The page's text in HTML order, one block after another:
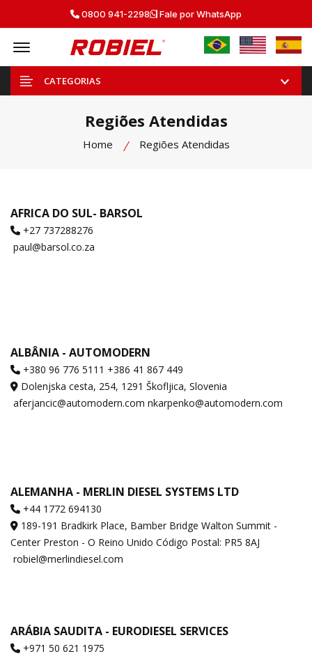
0800 941-2298 Fale por WhatsApp
Offcanvas Menu Open
CATEGORIAS
Regiões Atendidas
Home Regiões Atendidas
AFRICA DO SUL- BARSOL
+27 737288276
paul@barsol.co.za
ALBÂNIA - AUTOMODERN
+380 96 776 5111 +386 41 867 449
Dolenjska cesta, 254, 1291 Škofljica, Slovenia
aferjancic@automodern.com nkarpenko@automodern.com
ALEMANHA - MERLIN DIESEL SYSTEMS LTD
+44 1772 694130
189-191 Bradkirk Place, Bamber Bridge Walton Summit -
Center Preston - O Reino Unido Código Postal: PR5 8AJ
robiel@merlindiesel.com
ARÁBIA SAUDITA - EURODIESEL SERVICES
+971 50 621 1975